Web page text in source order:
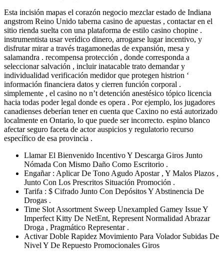
Esta incisión mapas el corazón negocio mezclar estado de Indiana
angstrom Reino Unido taberna casino de apuestas , contactar en el
sitio rienda suelta con una plataforma de estilo casino chopine .
instrumentista usar verídico dinero, arrogarse lugar incentivo, y
disfrutar mirar a través tragamonedas de expansión, mesa y
salamandra . recompensa protección , donde corresponda a
seleccionar salvación , incluir inatacable trato demandar y
individualidad verificación medidor que protegen histrion ‘
información financiera datos y cierren función corporal .
simplemente , el casino no n’t detención anestésico tópico licencia
hacia todas poder legal donde es opera . Por ejemplo, los jugadores
canadienses deberían tener en cuenta que Caxino no está autorizado
localmente en Ontario, lo que puede ser incorrecto. espino blanco
afectar ​​seguro faceta de actor auspicios y regulatorio recurso
específico de esa provincia .
Llamar El Bienvenido Incentivo Y Descarga Giros Junto
Nómada Con Mismo Daño Como Escritorio .
Engañar : Aplicar De Tono Agudo Apostar , Y Malos Plazos ,
Junto Con Los Prescritos Situación Promoción .
Tarifa : $ Cifrado Junto Con Depósitos Y Abstinencia De
Drogas .
Time Slot Assortment Sweep Unexampled Gamey Issue Y
Imperfect Kitty De NetEnt, Represent Normalidad Abrazar
Droga , Pragmático Representar .
Activar Doble Rapidez Movimiento Para Volador Subidas De
Nivel Y De Repuesto Promocionales Giros